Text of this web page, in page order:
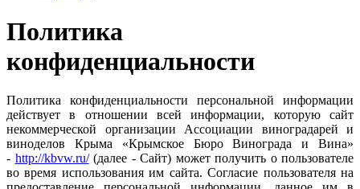
Политика
конфиденциальности
Политика конфиденциальности персональной информации
действует в отношении всей информации, которую сайт
некоммерческой организации Ассоциации виноградарей и
виноделов Крыма «Крымское Бюро Винограда и Вина»
- http://kbvw.ru/(далее - Сайт) может получить о пользователе
во время использования им сайта. Согласие пользователя на